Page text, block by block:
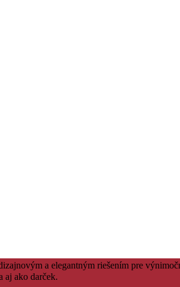
a elegantným riešením pre
aj ako darček.